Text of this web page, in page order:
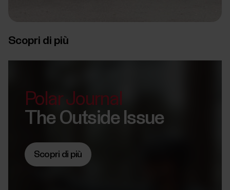
Scopri di più
Polar Journal
The Outside Issue
Scopri di più